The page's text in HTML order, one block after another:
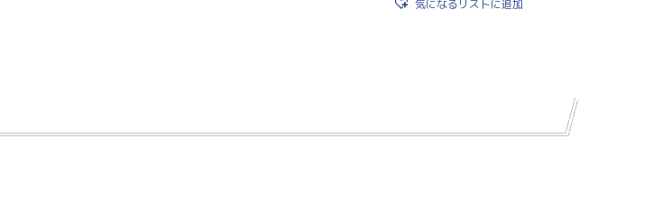
気になるリストに追加